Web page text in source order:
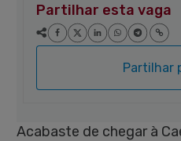
Partilhar esta vaga
Partilhar
Acabaste de chegar à